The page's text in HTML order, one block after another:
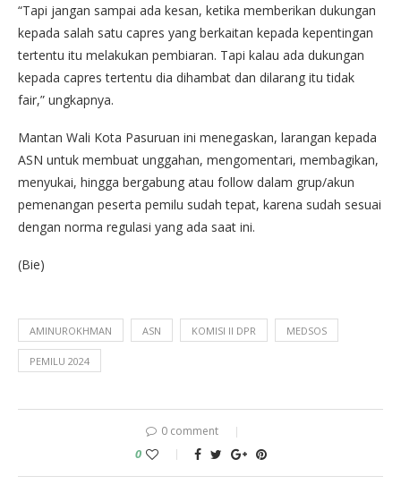
“Tapi jangan sampai ada kesan, ketika memberikan dukungan
kepada salah satu capres yang berkaitan kepada kepentingan
tertentu itu melakukan pembiaran. Tapi kalau ada dukungan
kepada capres tertentu dia dihambat dan dilarang itu tidak
fair,” ungkapnya.
Mantan Wali Kota Pasuruan ini menegaskan, larangan kepada
ASN untuk membuat unggahan, mengomentari, membagikan,
menyukai, hingga bergabung atau follow dalam grup/akun
pemenangan peserta pemilu sudah tepat, karena sudah sesuai
dengan norma regulasi yang ada saat ini.
(Bie)
AMINUROKHMAN ASN KOMISI II DPR MEDSOS
PEMILU 2024
0 comment
0